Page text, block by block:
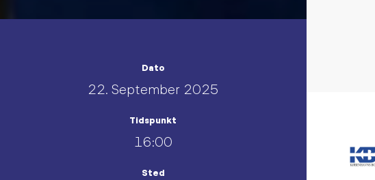
Dato
22. September 2025
Tidspunkt
16:00
Sted